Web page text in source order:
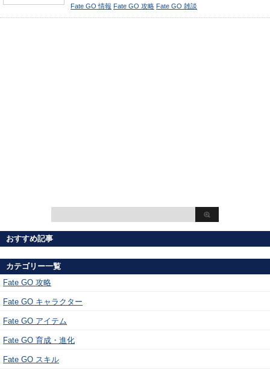
Fate GO 情報 Fate GO 攻略 Fate GO 雑談
おすすめ記事
カテゴリー一覧
Fate GO 攻略
Fate GO キャラクター
Fate GO アイテム
Fate GO 育成・進化
Fate GO スキル